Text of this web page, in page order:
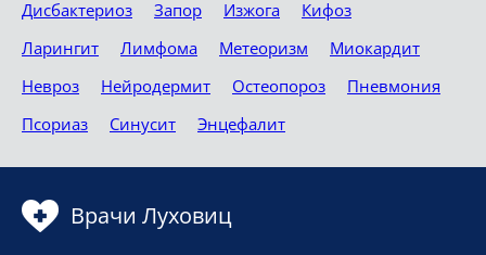
Дисбактериоз
Запор Изжога
Кифоз
Ларингит
Лимфома Метеоризм
Миокардит
Невроз
Нейродермит Остеопороз
Пневмония
Псориаз
Синусит Энцефалит
Врачи Луховиц